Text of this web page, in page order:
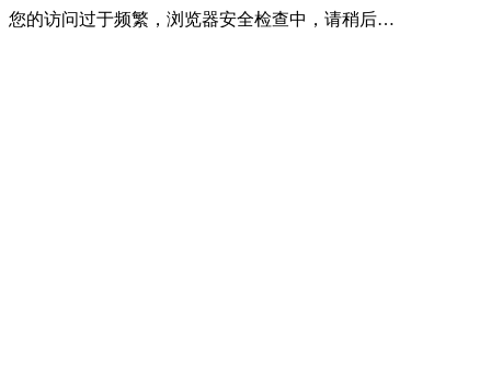
您的访问过于频繁，浏览器安全检查中，请稍后…